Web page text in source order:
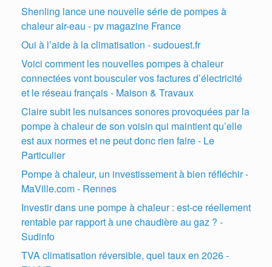
Shenling lance une nouvelle série de pompes à
chaleur air-eau - pv magazine France
Oui à l’aide à la climatisation - sudouest.fr
Voici comment les nouvelles pompes à chaleur
connectées vont bousculer vos factures d’électricité
et le réseau français - Maison & Travaux
Claire subit les nuisances sonores provoquées par la
pompe à chaleur de son voisin qui maintient qu’elle
est aux normes et ne peut donc rien faire - Le
Particulier
Pompe à chaleur, un investissement à bien réfléchir -
MaVille.com - Rennes
Investir dans une pompe à chaleur : est-ce réellement
rentable par rapport à une chaudière au gaz ? -
Sudinfo
TVA climatisation réversible, quel taux en 2026 -